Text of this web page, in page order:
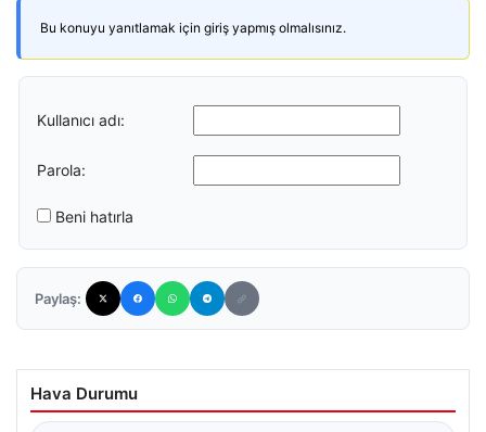
Bu konuyu yanıtlamak için giriş yapmış olmalısınız.
Kullanıcı adı:
Parola:
Beni hatırla
Paylaş:
Hava Durumu